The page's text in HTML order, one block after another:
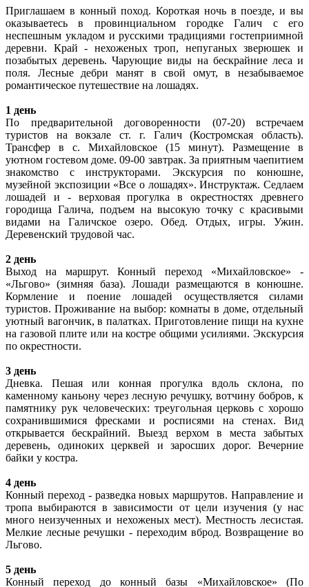
Приглашаем в конный поход. Короткая ночь в поезде, и вы
оказываетесь в провинциальном городке Галич с его
неспешным укладом и русскими традициями гостеприимной
деревни. Край - нехоженых троп, непуганых зверюшек и
позабытых деревень. Чарующие виды на бескрайние леса и
поля. Лесные дебри манят в свой омут, в незабываемое
романтическое путешествие на лошадях.
1 день
По предварительной договоренности (07-20) встречаем
туристов на вокзале ст. г. Галич (Костромская область).
Трансфер в с. Михайловское (15 минут). Размещение в
уютном гостевом доме. 09-00 завтрак. За приятным чаепитием
знакомство с инструкторами. Экскурсия по конюшне,
музейной экспозиции «Все о лошадях». Инструктаж. Седлаем
лошадей и - верховая прогулка в окрестностях древнего
городища Галича, подъем на высокую точку с красивыми
видами на Галичское озеро. Обед. Отдых, игры. Ужин.
Деревенский трудовой час.
2 день
Выход на маршрут. Конный переход «Михайловское» -
«Льгово» (зимняя база). Лошади размещаются в конюшне.
Кормление и поение лошадей осуществляется силами
туристов. Проживание на выбор: комнаты в доме, отдельный
уютный вагончик, в палатках. Приготовление пищи на кухне
на газовой плите или на костре общими усилиями. Экскурсия
по окрестности.
3 день
Дневка. Пешая или конная прогулка вдоль склона, по
каменному каньону через лесную речушку, вотчину бобров, к
памятнику рук человеческих: треугольная церковь с хорошо
сохранившимися фресками и росписями на стенах. Вид
открывается бескрайний. Выезд верхом в места забытых
деревень, одиноких церквей и заросших дорог. Вечерние
байки у костра.
4 день
Конный переход - разведка новых маршрутов. Направление и
тропа выбираются в зависимости от цели изучения (у нас
много неизученных и нехоженых мест). Местность лесистая.
Мелкие лесные речушки - переходим вброд. Возвращение во
Льгово.
5 день
Конный переход до конный базы «Михайловское» (По